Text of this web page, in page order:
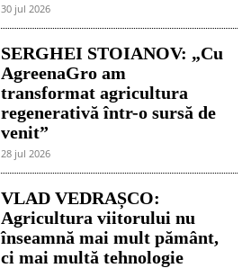
30 jul 2026
SERGHEI STOIANOV: „Cu
AgreenaGro am
transformat agricultura
regenerativă într-o sursă de
venit”
28 jul 2026
VLAD VEDRAȘCO:
Agricultura viitorului nu
înseamnă mai mult pământ,
ci mai multă tehnologie